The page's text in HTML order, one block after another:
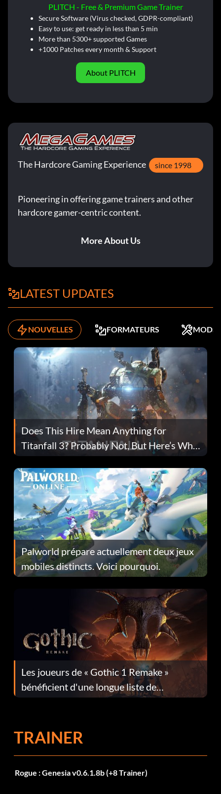
PLITCH - Free & Premium Game Trainer
Secure Software (Virus checked, GDPR-compliant)
Easy to use: get ready in less than 5 min
More than 5300+ supported Games
+1000 Patches every month & Support
About PLITCH
The Hardcore Gaming Experience since 1998
Pioneering in offering game trainers and other
hardcore gamer-centric content.
More About Us
LATEST UPDATES
NOUVELLES FORMATEURS MODS
Does This Hire Mean Anything for
Titanfall 3? Probably Not, But Here’s Why
Fans Are Hopeful
Palworld prépare actuellement deux jeux
mobiles distincts. Voici pourquoi.
Les joueurs de « Gothic 1 Remake »
bénéficient d'une longue liste de
corrections dans la mise à jour 1.0.4
TRAINER
Rogue : Genesia v0.6.1.8b (+8 Trainer)